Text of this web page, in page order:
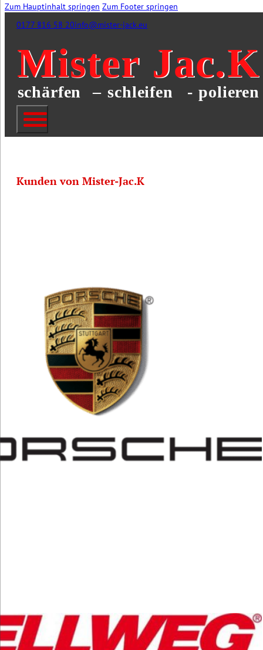
Zum Hauptinhalt springen Zum Footer springen
0177 816 58 20info@mister-jack.eu
Kunden von Mister-Jac.K